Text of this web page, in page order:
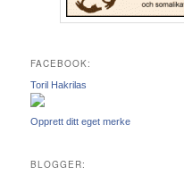
FACEBOOK:
Toril Hakrilas
Opprett ditt eget merke
BLOGGER: